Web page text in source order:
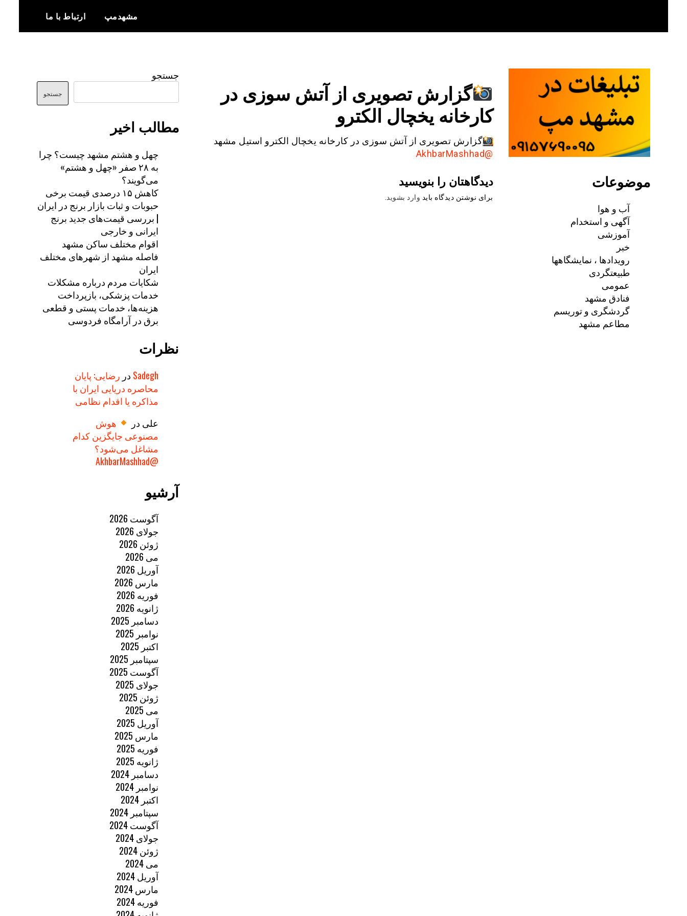
content
مشهدمپ ارتباط با ما
گزارش تصویری از آتش سوزی در
کارخانه یخچال الکترو
گزارش تصویری از آتش سوزی در کارخانه یخچال الکترو استیل مشهد
@AkhbarMashhad
دیدگاهتان را بنویسید
برای نوشتن دیدگاه باید وارد بشوید
جستجو
جستجو
مطالب اخیر
چهل و هشتم مشهد چیست؟ چرا
به ۲۸ صفر «چهل و هشتم»
می‌گویند؟
کاهش ۱۵ درصدی قیمت برخی
حبوبات و ثبات بازار برنج در ایران
| بررسی قیمت‌های جدید برنج
ایرانی و خارجی
اقوام مختلف ساکن مشهد
فاصله مشهد از شهرهای مختلف
ایران
شکایات مردم درباره مشکلات
خدمات پزشکی، بازپرداخت
هزینه‌ها، خدمات پستی و قطعی
برق در آرامگاه فردوسی
نظرات
Sadegh در رضایی: پایان
محاصره دریایی ایران با
مذاکره یا اقدام نظامی
علی در
هوش
مصنوعی جایگزین کدام
مشاغل می‌شود؟
@AkhbarMashhad
آرشیو
آگوست 2026
جولای 2026
ژوئن 2026
می 2026
آوریل 2026
مارس 2026
فوریه 2026
ژانویه 2026
دسامبر 2025
نوامبر 2025
اکتبر 2025
سپتامبر 2025
آگوست 2025
جولای 2025
ژوئن 2025
می 2025
آوریل 2025
مارس 2025
فوریه 2025
ژانویه 2025
دسامبر 2024
نوامبر 2024
اکتبر 2024
سپتامبر 2024
آگوست 2024
جولای 2024
ژوئن 2024
می 2024
آوریل 2024
مارس 2024
فوریه 2024
موضوعات
آب و هوا
آگهی و استخدام
آموزشی
خبر
رویدادها ، نمایشگاهها
طبیعتگردی
عمومی
فنادق مشهد
گردشگری و توریسم
مطاعم مشهد